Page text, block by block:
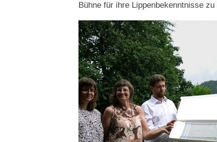
Bühne für ihre Lippenbekenntnisse zu